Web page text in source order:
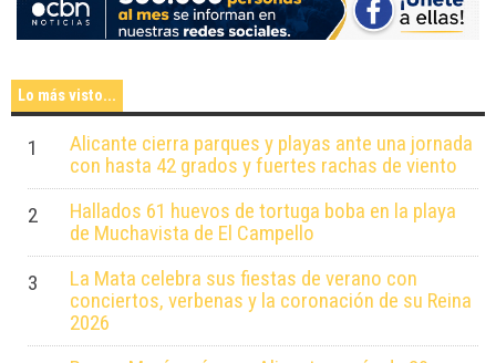
Lo más visto...
1
Alicante cierra parques y playas ante una jornada
con hasta 42 grados y fuertes rachas de viento
2
Hallados 61 huevos de tortuga boba en la playa
de Muchavista de El Campello
3
La Mata celebra sus fiestas de verano con
conciertos, verbenas y la coronación de su Reina
2026